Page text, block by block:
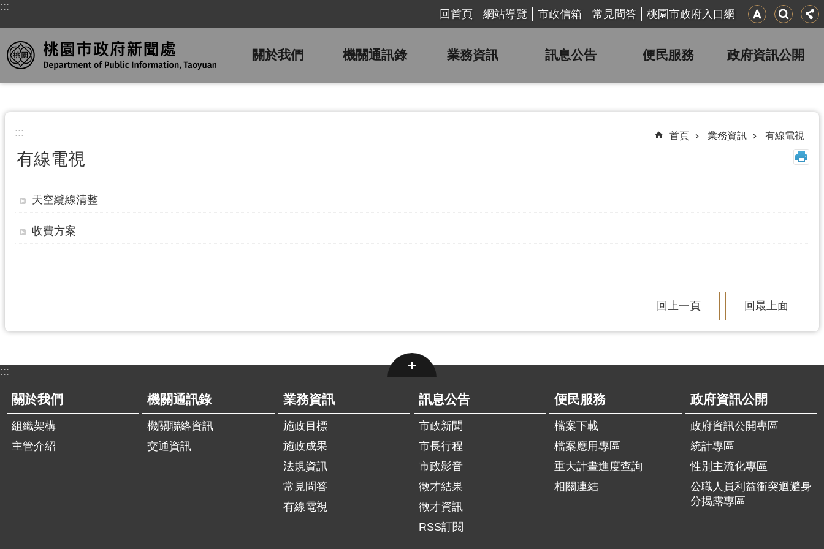
跳到主要內容區塊
:::
回首頁 網站導覽 市政信箱 常見問答 桃園市政府入口網
關於我們 機關通訊錄 業務資訊 訊息公告 便民服務 政府資訊公開
::: 首頁 業務資訊 有線電視
有線電視
天空纜線清整
收費方案
回上一頁 回最上面
:::
關於我們
組織架構
主管介紹
機關通訊錄
機關聯絡資訊
交通資訊
業務資訊
施政目標
施政成果
法規資訊
常見問答
有線電視
訊息公告
市政新聞
市長行程
市政影音
徵才結果
徵才資訊
RSS訂閱
便民服務
檔案下載
檔案應用專區
重大計畫進度查詢
相關連結
政府資訊公開
政府資訊公開專區
統計專區
性別主流化專區
公職人員利益衝突迴避身
分揭露專區